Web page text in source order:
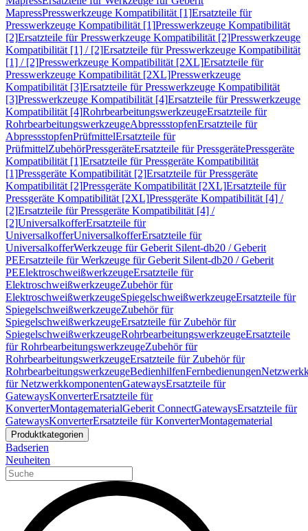
MapressPresswerkzeuge Kompatibilität [1]Ersatzteile für
Presswerkzeuge Kompatibilität [1]Presswerkzeuge Kompatibilität
[2]Ersatzteile für Presswerkzeuge Kompatibilität [2]Presswerkzeuge
Kompatibilität [1] / [2]Ersatzteile für Presswerkzeuge Kompatibilität
[1] / [2]Presswerkzeuge Kompatibilität [2XL]Ersatzteile für
Presswerkzeuge Kompatibilität [2XL]Presswerkzeuge
Kompatibilität [3]Ersatzteile für Presswerkzeuge Kompatibilität
[3]Presswerkzeuge Kompatibilität [4]Ersatzteile für Presswerkzeuge
Kompatibilität [4]RohrbearbeitungswerkzeugeErsatzteile für
RohrbearbeitungswerkzeugeAbpressstopfenErsatzteile für
AbpressstopfenPrüfmittelErsatzteile für
PrüfmittelZubehörPressgeräteErsatzteile für PressgerätePressgeräte
Kompatibilität [1]Ersatzteile für Pressgeräte Kompatibilität
[1]Pressgeräte Kompatibilität [2]Ersatzteile für Pressgeräte
Kompatibilität [2]Pressgeräte Kompatibilität [2XL]Ersatzteile für
Pressgeräte Kompatibilität [2XL]Pressgeräte Kompatibilität [4] /
[2]Ersatzteile für Pressgeräte Kompatibilität [4] /
[2]UniversalkofferErsatzteile für
UniversalkofferUniversalkofferErsatzteile für
UniversalkofferWerkzeuge für Geberit Silent-db20 / Geberit
PEErsatzteile für Werkzeuge für Geberit Silent-db20 / Geberit
PEElektroschweißwerkzeugeErsatzteile für
ElektroschweißwerkzeugeZubehör für
ElektroschweißwerkzeugeSpiegelschweißwerkzeugeErsatzteile für
SpiegelschweißwerkzeugeZubehör für
SpiegelschweißwerkzeugeErsatzteile für Zubehör für
SpiegelschweißwerkzeugeRohrbearbeitungswerkzeugeErsatzteile
für RohrbearbeitungswerkzeugeZubehör für
RohrbearbeitungswerkzeugeErsatzteile für Zubehör für
RohrbearbeitungswerkzeugeBedienhilfenFernbedienungen
für NetzwerkkomponentenGatewaysErsatzteile für
GatewaysKonverterErsatzteile für
KonverterMontagematerialGeberit ConnectGatewaysErsatzteile für
GatewaysKonverterErsatzteile für KonverterMontagematerial
Produktkategorien
Badserien
Neuheiten